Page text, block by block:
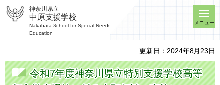
神奈川県立
中原支援学校
Nakahara School for Special Needs
Education
メニュー
更新日：2024年8月23日
令和7年度神奈川県立特別支援学校高等